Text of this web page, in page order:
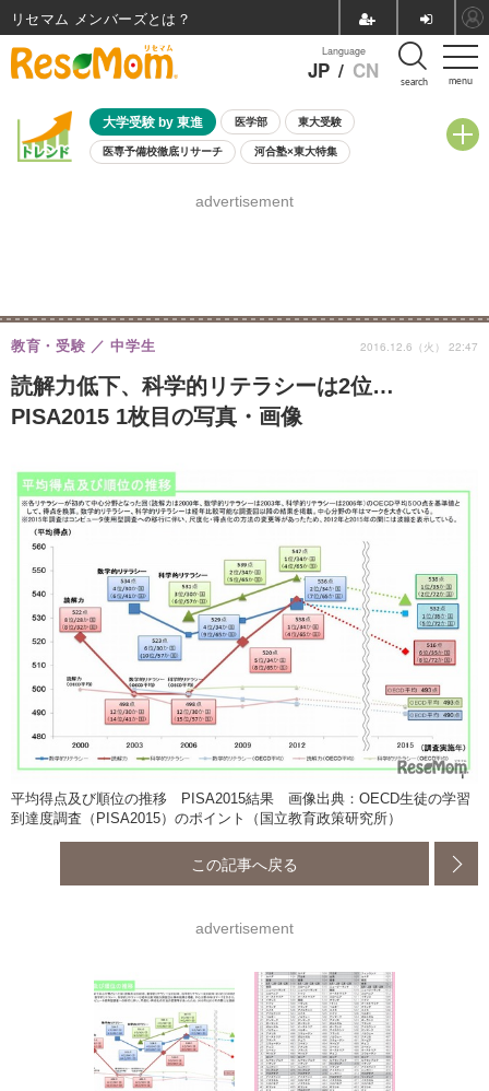
menu
Language
JP / CN search
大学受験 by 東進 医学部 東大受験
医専予備校徹底リサーチ 河合塾×東大特集
8月開催学校説明会・相談会
advertisement
読解力低下、科学的リテラシーは2位…
PISA2015 1枚目の写真・画像
教育・受験 中学生 2016.12.6（火） 22:47
平均得点及び順位の推移 PISA2015結果 画像出典：OECD生徒の学習
到達度調査（PISA2015）のポイント（国立教育政策研究所）
この記事へ戻る
advertisement
リセマム メンバーズ